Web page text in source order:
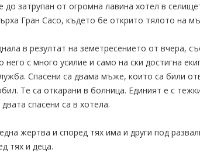
до затрупан от огромна лавина хотел в
Гран Сасо, където бе открито тялото на
в резултат на земетресението от вчера,
с много усилие и само на ски достигна
Спасени са двама мъже, които са били
Те са откарани в болница. Единият е с
спасени са в хотела.
жертва и според тях има и други под
тях и деца.